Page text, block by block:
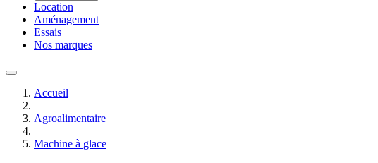
Location
Aménagement
Essais
Nos marques
Accueil
Agroalimentaire
Machine à glace